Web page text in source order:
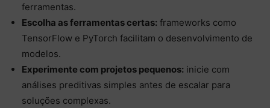
ferramentas.
Escolha as ferramentas certas: frameworks como
TensorFlow e PyTorch facilitam o desenvolvimento de
modelos.
Experimente com projetos pequenos: inicie com
análises preditivas simples antes de escalar para
soluções complexas.